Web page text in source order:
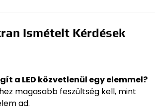
Ismételt Kérdések
a LED közvetlenül egy elemmel?
magasabb feszültség kell, mint
ad.